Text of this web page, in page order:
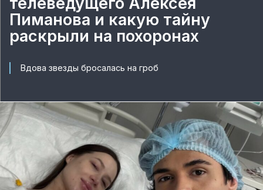
Пиманова и какую тайну
раскрыли на похоронах
Вдова звезды бросалась на гроб